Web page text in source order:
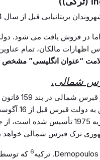
بریتانیایی قبل از سال 1974.
در فروش یافت می شود.
اظهارات مالکان، تمام
“عنوان انگلیسی”
شمالی.
اساسی قبرس شمالی (آنایاس)
دولت فدرال قبرس ترکیه که در 13
6